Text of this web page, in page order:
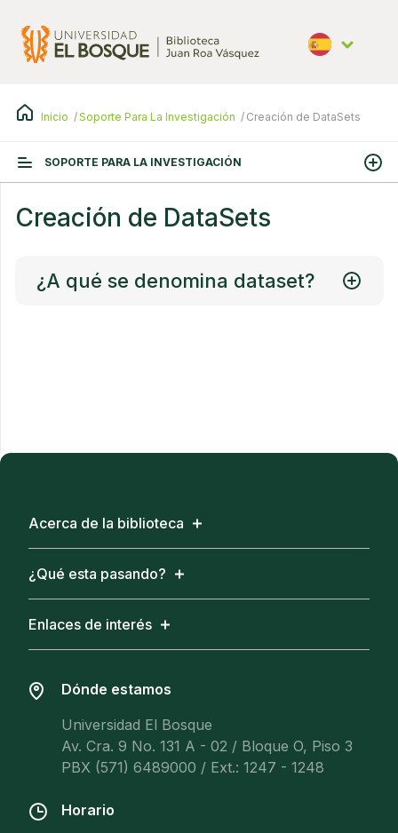
contenido
principal
Español
Inicio Soporte Para La Investigación Creación de DataSets
SOPORTE PARA LA INVESTIGACIÓN
Creación de DataSets
¿A qué se denomina dataset?
Acerca de la biblioteca
¿Qué esta pasando?
Enlaces de interés
Dónde estamos
Universidad El Bosque
Av. Cra. 9 No. 131 A - 02 / Bloque O, Piso 3
PBX (571) 6489000 / Ext.: 1247 - 1248
Horario